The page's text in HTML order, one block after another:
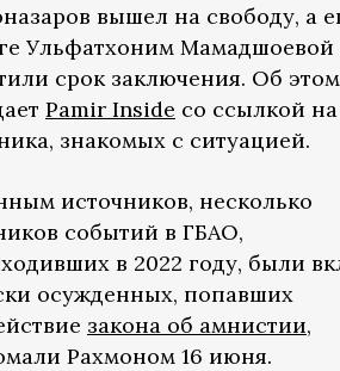
вышел на свободу, а
Ульфатхоним Мамадшоевой
срок заключения. Об этом
Pamir Inside со ссылкой
знакомых с ситуацией.
источников, несколько
событий в ГБАО,
в 2022 году, были
осужденных, попавших
закона об амнистии,
Рахмоном 16 июня.